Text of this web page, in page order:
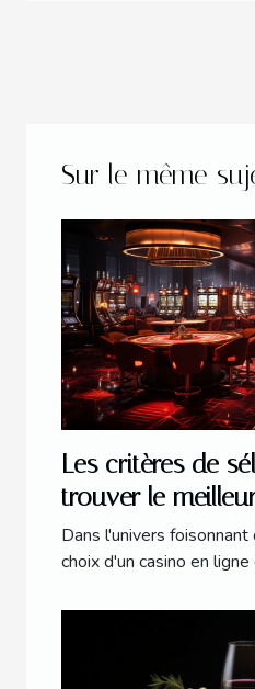
Sur le même
Les critères de
trouver le
ligne en 2023
Dans l'univers
choix d'un casino en